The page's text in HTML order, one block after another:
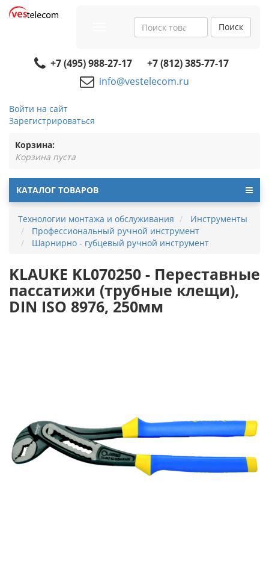
navigation
Поиск
+7 (495) 988-27-17
+7 (812) 385-77-17
info@vestelecom.ru
Войти на сайт
Зарегистрироваться
Корзина:
Корзина пуста
КАТАЛОГ ТОВАРОВ
Технологии монтажа и обслуживания
Инструменты
Профессиональный ручной инструмент
Шарнирно - губцевый ручной инструмент
KLAUKE KL070250 - Переставные
пассатижи (трубные клещи),
DIN ISO 8976, 250мм